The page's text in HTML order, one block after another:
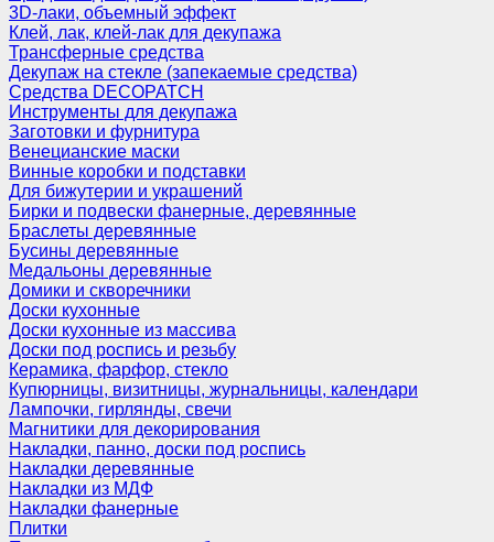
3D-лаки, объемный эффект
Клей, лак, клей-лак для декупажа
Трансферные средства
Декупаж на стекле (запекаемые средства)
Средства DECOPATCH
Инструменты для декупажа
Заготовки и фурнитура
Венецианские маски
Винные коробки и подставки
Для бижутерии и украшений
Бирки и подвески фанерные, деревянные
Браслеты деревянные
Бусины деревянные
Медальоны деревянные
Домики и скворечники
Доски кухонные
Доски кухонные из массива
Доски под роспись и резьбу
Керамика, фарфор, стекло
Купюрницы, визитницы, журнальницы, календари
Лампочки, гирлянды, свечи
Магнитики для декорирования
Накладки, панно, доски под роспись
Накладки деревянные
Накладки из МДФ
Накладки фанерные
Плитки